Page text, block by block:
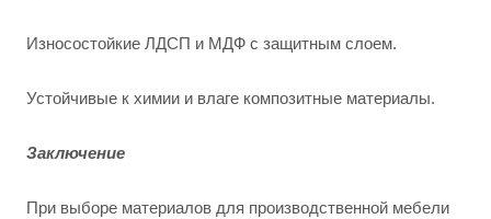
Износостойкие ЛДСП и МДФ с защитным слоем.
Устойчивые к химии и влаге композитные материалы.
Заключение
При выборе материалов для производственной мебели